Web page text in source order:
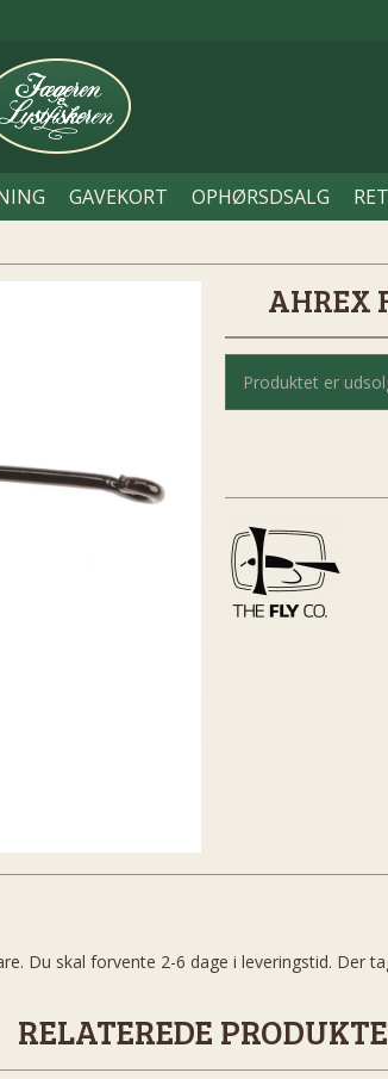
GAVEKORT OPHØRSDSALG
AHREX
Produktet er
Du skal forvente 2-6 dage i leveringstid. Der
RELATEREDE